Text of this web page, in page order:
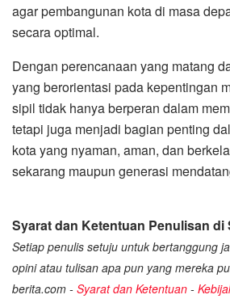
agar pembangunan kota di masa
secara optimal.
Dengan perencanaan yang matang
yang berorientasi pada kepentingan
sipil tidak hanya berperan dalam
tetapi juga menjadi bagian penting
kota yang nyaman, aman, dan
sekarang maupun generasi
Syarat dan Ketentuan Penulisan di
Setiap penulis setuju untuk bertanggung
opini atau tulisan apa pun yang mereka
berita.com - Syarat dan Ketentuan -